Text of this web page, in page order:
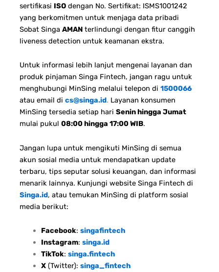
sertifikasi ISO dengan No. Sertifikat: ISMS1001242
yang berkomitmen untuk menjaga data pribadi
Sobat Singa AMAN terlindungi dengan fitur canggih
liveness detection untuk keamanan ekstra.
Untuk informasi lebih lanjut mengenai layanan dan
produk pinjaman Singa Fintech, jangan ragu untuk
menghubungi MinSing melalui telepon di 1500066
atau email di cs@singa.id. Layanan konsumen
MinSing tersedia setiap hari Senin hingga Jumat
mulai pukul 08:00 hingga 17:00 WIB.
Jangan lupa untuk mengikuti MinSing di semua
akun sosial media untuk mendapatkan update
terbaru, tips seputar solusi keuangan, dan informasi
menarik lainnya. Kunjungi website Singa Fintech di
Singa.id, atau temukan MinSing di platform sosial
media berikut:
Facebook: singafintech
Instagram: singa.id
TikTok: singa.fintech
X(Twitter): singa_fintech